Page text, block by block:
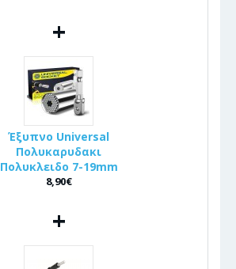
+
Έξυπνο Universal
Πολυκαρυδακι
Πολυκλειδο 7-19mm
8,90€
+